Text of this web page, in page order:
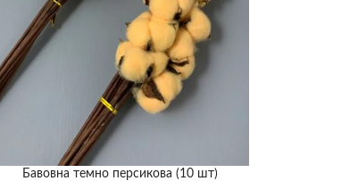
Бавовна темно персикова (10 шт)